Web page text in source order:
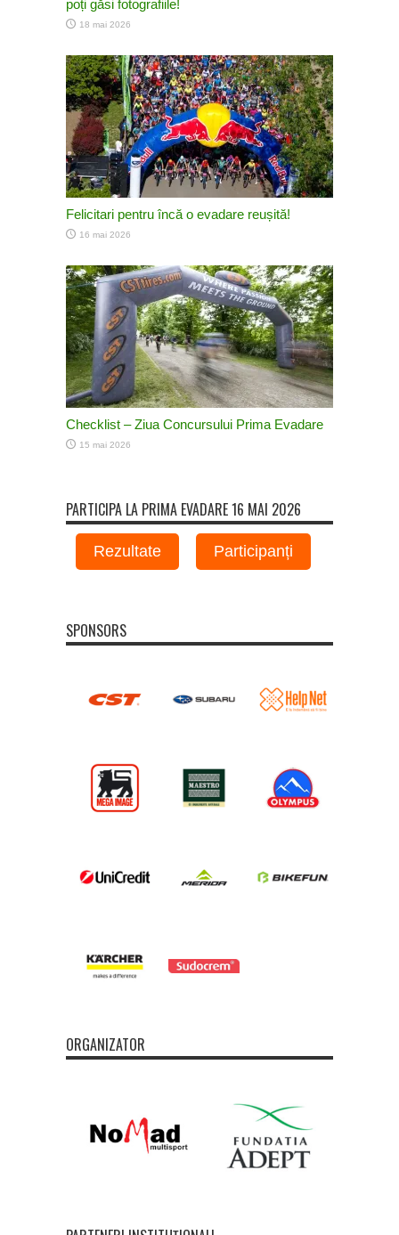
poți găsi fotografiile!
18 mai 2026
Felicitari pentru încă o evadare reușită!
16 mai 2026
Checklist – Ziua Concursului Prima Evadare
15 mai 2026
PARTICIPA LA PRIMA EVADARE 16 MAI 2026
Rezultate Participanți
SPONSORS
ORGANIZATOR